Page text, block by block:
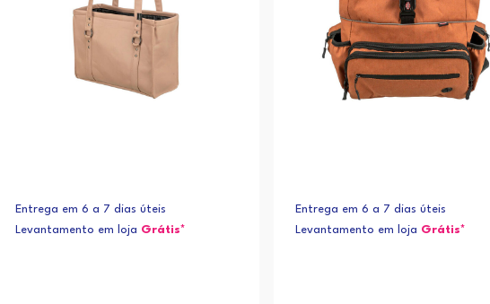
Entrega em 6 a 7 dias úteis
Levantamento em loja Grátis*
Entrega em 6 a 7 dias úteis
Levantamento em loja Grátis*